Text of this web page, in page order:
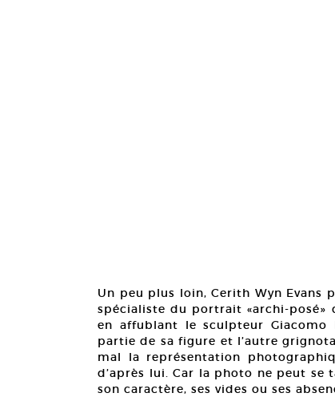
Un peu plus loin, Cerith Wyn Evans
spécialiste du portrait «archi-posé»
en affublant le sculpteur Giacomo
partie de sa figure et l’autre
mal la représentation
d’après lui. Car la photo ne peut
son caractère, ses vides ou ses